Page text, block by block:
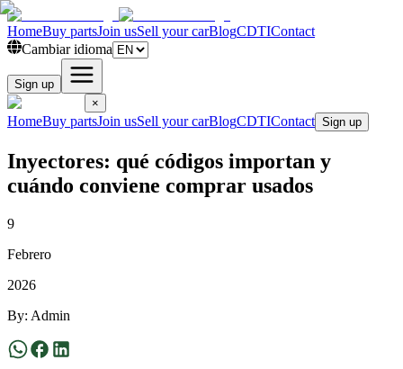
HomeBuy partsJoin usSell your carBlogCDTIContact
Cambiar idioma
Sign up
×
HomeBuy partsJoin usSell your carBlogCDTIContact Sign up
Inyectores: qué códigos importan y
cuándo conviene comprar usados
9
Febrero
2026
By: Admin